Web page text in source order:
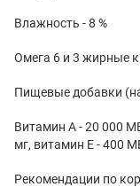
Влажность - 8 %
Омега 6 и 3 жирные
Пищевые добавки
Витамин А - 20 000
мг, витамин Е - 400
Рекомендации по